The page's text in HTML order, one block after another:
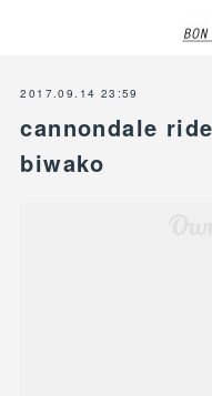
2017.09.14 23:59
cannondale
biwako